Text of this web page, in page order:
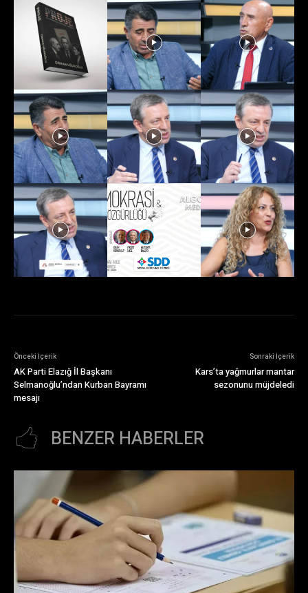
Önceki İçerik
AK Parti Elazığ İl Başkanı
Selmanoğlu’ndan Kurban Bayramı
mesajı
Sonraki İçerik
Kars’ta yağmurlar mantar
sezonunu müjdeledi
BENZER HABERLER